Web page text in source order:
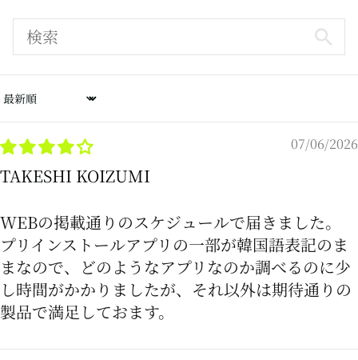
Sort by
07/06/2026
TAKESHI KOIZUMI
WEBの掲載通りのスケジュールで届きました。
プリインストールアプリの一部が韓国語表記のま
まなので、どのようなアプリなのか調べるのに少
し時間がかかりましたが、それ以外は期待通りの
製品で満足しておます。